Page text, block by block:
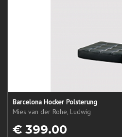
Barcelona Hocker Polsterung
Mies van der Rohe, Ludwig
€ 399.00